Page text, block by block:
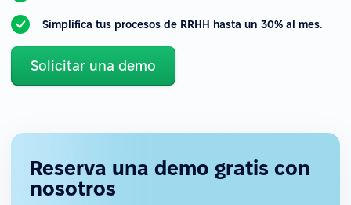
Simplifica tus procesos de RRHH hasta un 30% al mes.
Solicitar una demo
Reserva una demo gratis con
nosotros